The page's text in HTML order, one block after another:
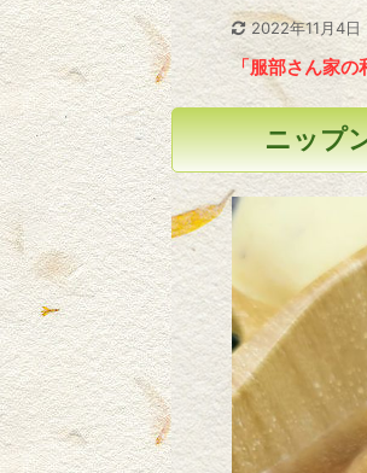
2022年11月4日
「服部さん家の
ニップ